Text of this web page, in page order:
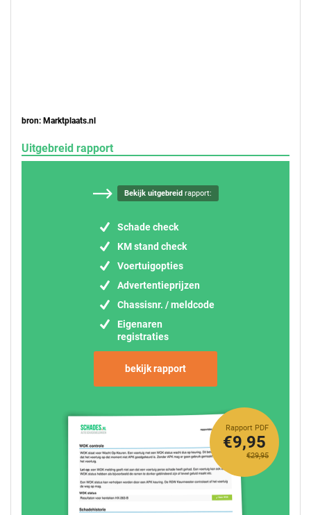
bron: Marktplaats.nl
Uitgebreid rapport
Bekijk uitgebreidrapport:
Schade check
KM stand check
Voertuigopties
Advertentieprijzen
Chassisnr. / meldcode
Eigenaren
registraties
bekijk rapport
Rapport PDF
€29,95
€9,95